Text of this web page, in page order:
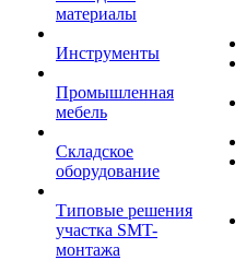
материалы
Инструменты
Промышленная
мебель
Складское
оборудование
Типовые решения
участка SMT-
монтажа